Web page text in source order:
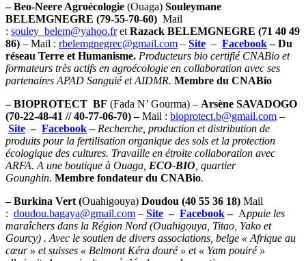
– Beo-Neere Agroécologie (Ouaga) Souleymane
BELEMGNEGRE (79-55-70-60) Mail
: souley_belem@yahoo.fret Razack BELEMGNEGRE (71 40 49
86) – Mail : rbelemgnegrec@gmail.com – Site – Facebook– Du
réseau Terre et Humanisme. Producteurs bio certifié CNABio et
formateurs très actifs en agroécologie en collaboration avec ses
partenaires APAD Sanguié et AIDMR. Membre du CNABio
– BIOPROTECT BF (Fada N’ Gourma) – Arsène SAVADOGO
(70-22-48-41 // 40-77-06-70) –Mail : bioprotect.b@gmail.com –
Site – Facebook– Recherche, production et distribution de
produits pour la fertilisation organique des sols et la protection
écologique des cultures. Travaille en étroite collaboration avec
ARFA. A une boutique à Ouaga, ECO-BIO , quartier
Gounghin. Membre fondateur du CNABio.
– Burkina Vert (Ouahigouya) Doudou (40 55 36 18) Mail
: doudou.bagaya@gmail.com – Site – Facebook– Appuie les
maraîchers dans la Région Nord (Ouahigouya, Titao, Yako et
Gourcy) . Avec le soutien de divers associations, belge « Afrique au
cœur » et suisses « Belmont Kéra douré » et « Yam pouiré »